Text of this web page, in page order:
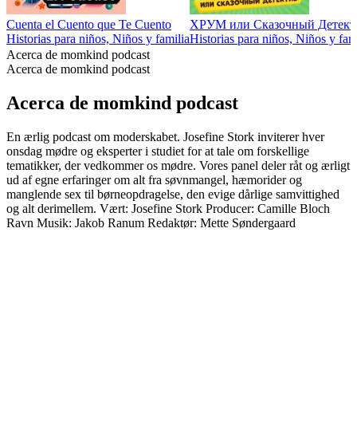
Cuenta el Cuento que Te Cuento
Historias para niños, Niños y familia
ХРУМ или Сказочный
Historias para niños, Niños y
Acerca de momkind podcast
Acerca de momkind podcast
Acerca de momkind podcast
En ærlig podcast om moderskabet. Josefine Stork inviterer hver
onsdag mødre og eksperter i studiet for at tale om forskellige
tematikker, der vedkommer os mødre. Vores panel deler råt og ærligt
ud af egne erfaringer om alt fra søvnmangel, hæmorider og
manglende sex til børneopdragelse, den evige dårlige samvittighed
og alt derimellem. Vært: Josefine Stork Producer: Camille Bloch
Ravn Musik: Jakob Ranum Redaktør: Mette Søndergaard